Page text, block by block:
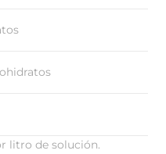
litro de solución.